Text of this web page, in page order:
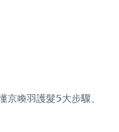
京喚羽護髮5大步驟、